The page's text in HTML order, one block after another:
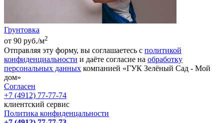
Грунтовка
от 90 руб./м2
Отправляя эту форму, вы соглашаетесь с политикой
конфиденциальности и даёте согласие на обработку
персональных данных компанией «ГУК Зелёный Сад - Мой
дом»
Согласен
+7 (4912) 77-77-74
клиентский сервис
Политика конфиденцальности